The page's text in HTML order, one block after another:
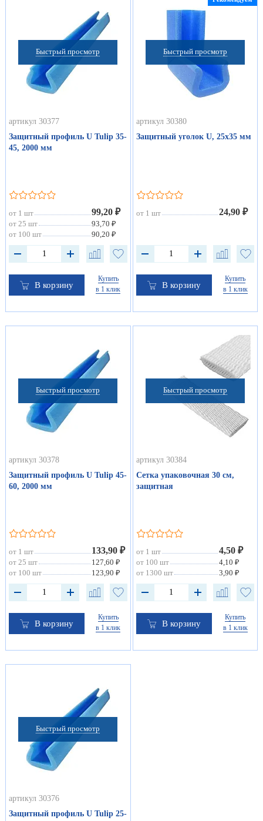
Быстрый просмотр
артикул 30377
Защитный профиль U Tulip 35-
45, 2000 мм
от 1 шт 99,20 ₽
от 25 шт
93,70 ₽
от 100 шт
90,20 ₽
В корзину
Купить
в 1 клик
Быстрый просмотр
артикул 30380
Защитный уголок U, 25х35 мм
от 1 шт 24,90 ₽
В корзину
Купить
в 1 клик
Быстрый просмотр
артикул 30378
Защитный профиль U Tulip 45-
60, 2000 мм
от 1 шт 133,90 ₽
от 25 шт
127,60 ₽
от 100 шт
123,90 ₽
В корзину
Купить
в 1 клик
Быстрый просмотр
артикул 30384
Сетка упаковочная 30 см,
защитная
от 1 шт 4,50 ₽
от 100 шт
4,10 ₽
от 1300 шт
3,90 ₽
В корзину
Купить
в 1 клик
Быстрый просмотр
артикул 30376
Защитный профиль U Tulip 25-